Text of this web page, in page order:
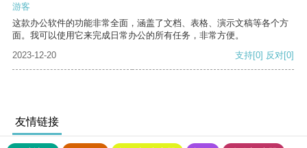
游客
这款办公软件的功能非常全面，涵盖了文档、表格、演示文稿等各个方
面。我可以使用它来完成日常办公的所有任务，非常方便。
2023-12-20
支持[0] 反对[0]
友情链接